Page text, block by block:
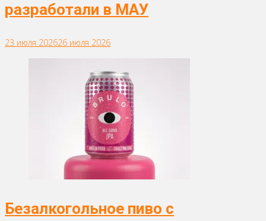
разработали в МАУ
23 июля 202626 июля 2026
Безалкогольное пиво с